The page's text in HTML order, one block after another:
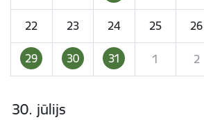
22 23 24 25 26
29 30 31 1 2
30. jūlijs